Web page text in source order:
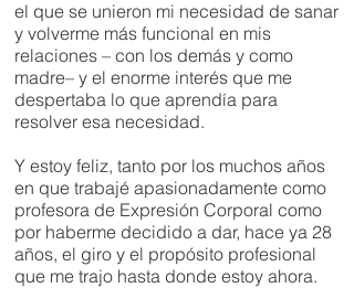
el que se unieron mi necesidad de sanar
y volverme más funcional en mis
relaciones – con los demás y como
madre– y el enorme interés que me
despertaba lo que aprendía para
resolver esa necesidad.
Y estoy feliz, tanto por los muchos años
en que trabajé apasionadamente como
profesora de Expresión Corporal como
por haberme decidido a dar, hace ya 28
años, el giro y el propósito profesional
que me trajo hasta donde estoy ahora.